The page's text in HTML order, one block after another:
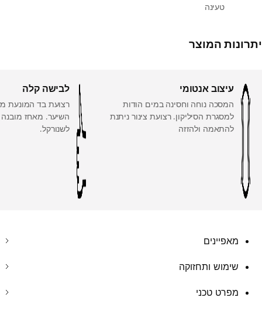
טעינה
יתרונות המוצר
עיצוב אנטומי
המסכה נוחה וחסינה במים הודות
למסגרת הסיליקון. רצועת צינור ניתנת
להתאמה ולהזזה
לבישה קלה
רצועת בד המונעת
השיער. מאחז מובנה
לשנורקל.
מאפיינים
שימוש ותחזוקה
מפרט טכני